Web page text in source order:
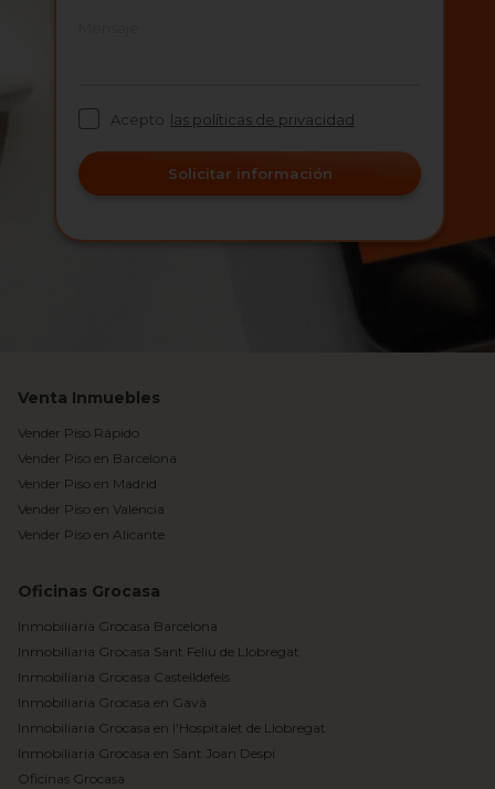
Acepto las políticas de privacidad
Solicitar información
Venta Inmuebles
Vender Piso Rápido
Vender Piso en Barcelona
Vender Piso en Madrid
Vender Piso en Valencia
Vender Piso en Alicante
Oficinas Grocasa
Inmobiliaria Grocasa Barcelona
Inmobiliaria Grocasa Sant Feliu de Llobregat
Inmobiliaria Grocasa Castelldefels
Inmobiliaria Grocasa en Gavà
Inmobiliaria Grocasa en l'Hospitalet de Llobregat
Inmobiliaria Grocasa en Sant Joan Despí
Oficinas Grocasa